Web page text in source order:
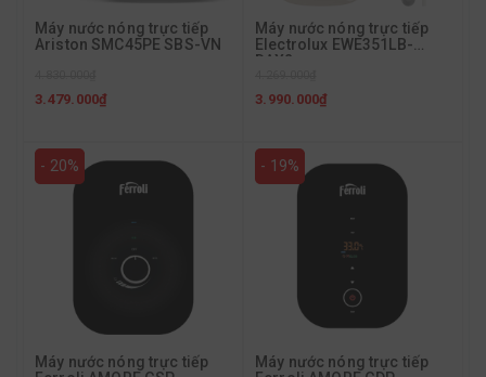
Máy nước nóng trực tiếp
Ariston SMC45PE SBS-VN
3.479.000₫
Máy nước nóng trực tiếp
Electrolux EWE351LB-
DAX2
3.990.000₫
- 20%
Máy nước nóng trực tiếp
- 19%
Máy nước nóng trực tiếp